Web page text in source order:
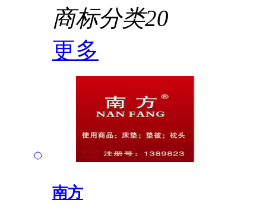
商标分类20
更多
南方